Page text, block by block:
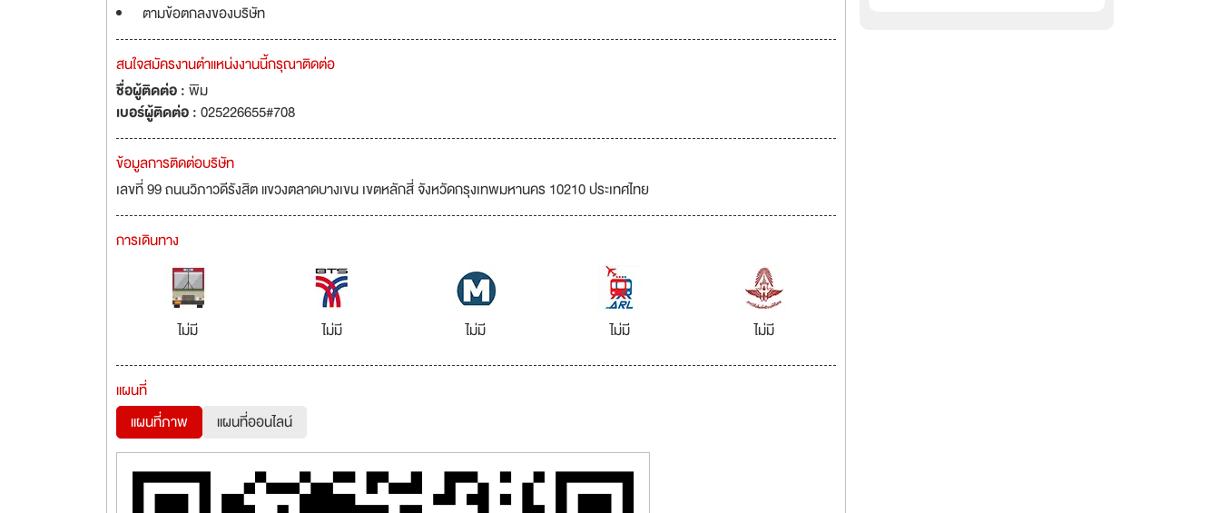
ตามข้อตกลงของบริษัท
สนใจสมัครงานตำแหน่งงานนี้กรุณาติดต่อ
ชื่อผู้ติดต่อ :พิม
เบอร์ผู้ติดต่อ :025226655#708
ข้อมูลการติดต่อบริษัท
เลขที่ 99 ถนนวิภาวดีรังสิต แขวงตลาดบางเขน เขตหลักสี่ จังหวัดกรุงเทพมหานคร 10210 ประเทศไทย
การเดินทาง
ไม่มี ไม่มี ไม่มี ไม่มี ไม่มี
แผนที่
แผนที่ภาพ
แผนที่ออนไลน์